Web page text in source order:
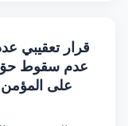
عدم سقوط حق
على